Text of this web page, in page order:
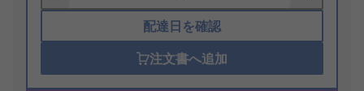
配達日を確認
注文書へ追加